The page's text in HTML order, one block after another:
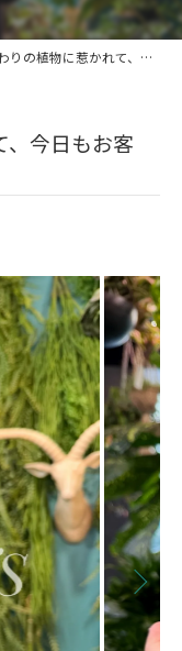
に惹かれて、今日もお客様との嬉しい出会いが続...
、今日もお客